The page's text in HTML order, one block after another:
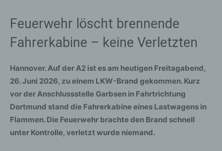
Feuerwehr löscht brennende
Fahrerkabine – keine Verletzten
Hannover. Auf der A2 ist es am heutigen Freitagabend,
26. Juni 2026, zu einem LKW-Brand gekommen. Kurz
vor der Anschlussstelle Garbsen in Fahrtrichtung
Dortmund stand die Fahrerkabine eines Lastwagens in
Flammen. Die Feuerwehr brachte den Brand schnell
unter Kontrolle, verletzt wurde niemand.